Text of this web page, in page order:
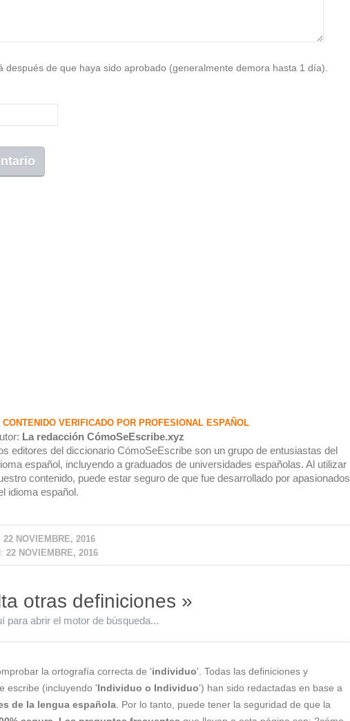
después de que haya sido aprobado (generalmente demora hasta 1 día).
VERIFICADO POR PROFESIONAL ESPAÑOL
La redacción CómoSeEscribe.xyz
editores del diccionario CómoSeEscribe son un grupo de entusiastas del
español, incluyendo a graduados de universidades españolas. Al utilizar
contenido, puede estar seguro de que fue desarrollado por apasionados
idioma español.
22 NOVIEMBRE, 2016
22 NOVIEMBRE, 2016
otras definiciones »
para abrir el motor de búsqueda...
la ortografía correcta de 'individuo'. Todas las definiciones y
escribe (incluyendo 'Individuo o Individuo') han sido redactadas en base a
de la lengua española . Por lo tanto, puede tener la seguridad de que la